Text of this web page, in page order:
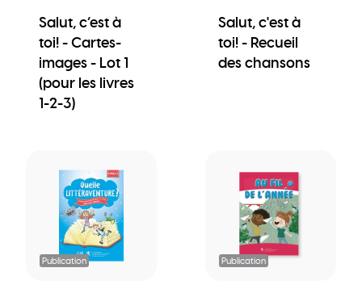
Salut, c’est à
toi! - Cartes-
images - Lot 1
(pour les livres
1-2-3)
Salut, c'est à
toi! - Recueil
des chansons
Publication Publication